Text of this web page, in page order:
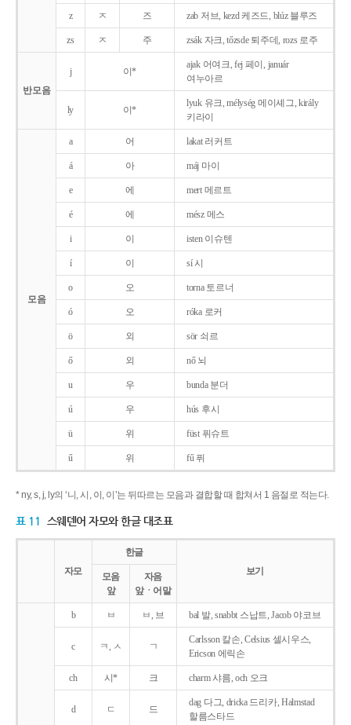
z ㅈ 즈 zab 저브, kezd 케즈드, blúz 블루즈
zs ㅈ 주 zsák 자크, tőzsde 퇴주데, rozs 로주
반모음
j 이*
ajak 어여크, fej 페이, január
여누아르
ly 이*
lyuk 유크, mélység 메이셰그, király
키라이
모음
a 어 lakat 러커트
á 아 máj 마이
e 에 mert 메르트
é 에 mész 메스
i 이 isten 이슈텐
í 이 sí 시
o 오 torna 토르너
ó 오 róka 로커
ö 외 sör 쇠르
ő 외 nő 뇌
u 우 bunda 분더
ú 우 hús 후시
ü 위 füst 퓌슈트
ű 위 fű 퓌
* ny, s, j, ly의 ‘니, 시, 이, 이’는 뒤따르는 모음과 결합할 때 합쳐서 1 음절로 적는다.
표 11 스웨덴어 자모와 한글 대조표
자모
한글
보기
모음
앞
자음
앞ㆍ어말
b ㅂ ㅂ, 브 bal 발, snabbt 스납트, Jacob 야코브
c ㅋ, ㅅ ㄱ
Carlsson 칼손, Celsius 셀시우스,
Ericson 에릭손
ch 시* 크 charm 샤름, och 오크
d ㄷ 드
dag 다그, dricka 드리카, Halmstad
할름스타드